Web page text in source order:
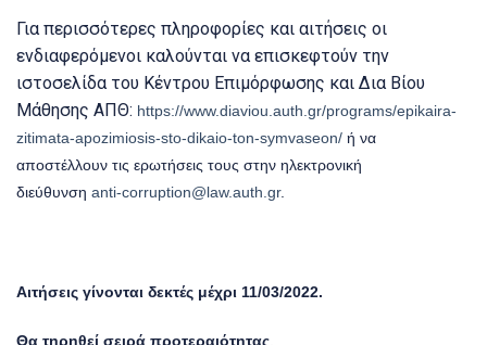
Για περισσότερες πληροφορίες και αιτήσεις οι
ενδιαφερόμενοι καλούνται να επισκεφτούν την
ιστοσελίδα του Κέντρου Επιμόρφωσης και Δια Βίου
Μάθησης ΑΠΘ: https://www.diaviou.auth.gr/programs/epikaira-
zitimata-apozimiosis-sto-dikaio-ton-symvaseon/ ή να
αποστέλλουν τις ερωτήσεις τους στην ηλεκτρονική
διεύθυνση anti-corruption@law.auth.gr.
Αιτήσεις γίνονται δεκτές μέχρι 11/03/2022.
Θα τηρηθεί σειρά προτεραιότητας.